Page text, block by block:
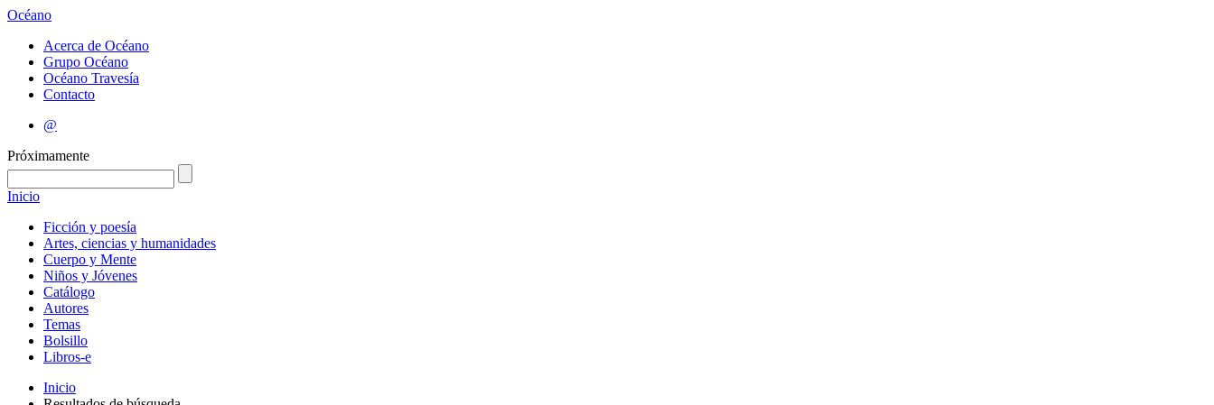
Océano
Acerca de Océano
Grupo Océano
Océano Travesía
Contacto
@
Próximamente
Inicio
Ficción y poesía
Artes, ciencias y humanidades
Cuerpo y Mente
Niños y Jóvenes
Catálogo
Autores
Temas
Bolsillo
Libros-e
Inicio